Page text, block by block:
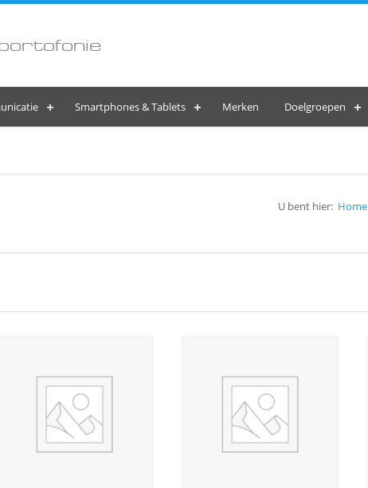
Smartphones & Tablets Merken Doelgroepen
U bent hier: Home